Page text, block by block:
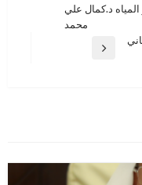
د.كمال علي
محمد